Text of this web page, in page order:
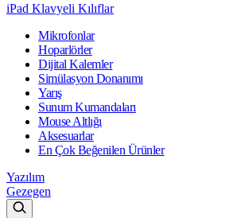
iPad Klavyeli Kılıflar
Mikrofonlar
Hoparlörler
Dijital Kalemler
Simülasyon Donanımı
Yarış
Sunum Kumandaları
Mouse Altlığı
Aksesuarlar
En Çok Beğenilen Ürünler
Yazılım
Gezegen